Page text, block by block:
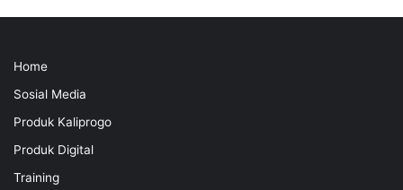
Home
Sosial Media
Produk Kaliprogo
Produk Digital
Training